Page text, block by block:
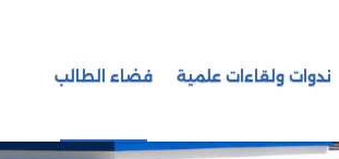
فضاء الطالب ندوات ولقاءات علمية